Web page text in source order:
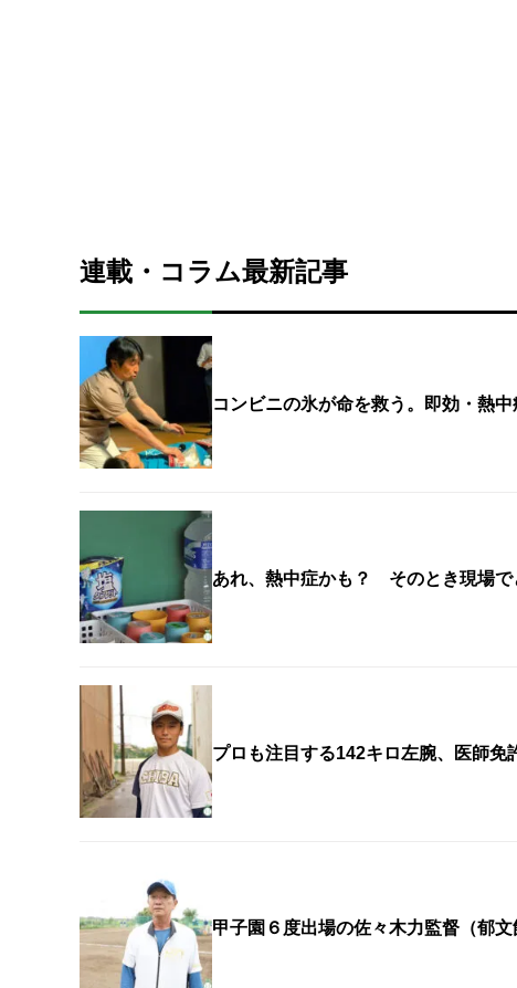
連載・コラム最新記事
コンビニの氷が命を救う。即効・熱
あれ、熱中症かも？ そのとき現場で
プロも注目する142キロ左腕、医師
甲子園６度出場の佐々木力監督（郁